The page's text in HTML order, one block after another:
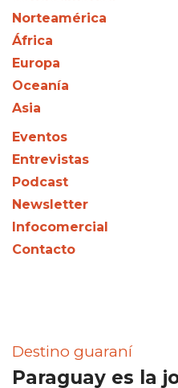
Norteamérica
África
Europa
Oceanía
Asia
Eventos
Entrevistas
Podcast
Newsletter
Infocomercial
Contacto
Destino guaraní
Paraguay es la